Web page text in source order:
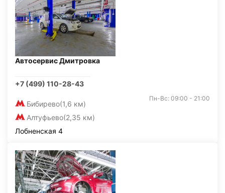
Автосервис Дмитровка
+7 (499) 110-28-43
Бибирево(1,6 км)
Алтуфьево(2,35 км)
Пн-Вс: 09:00 - 21:00
Лобненская 4